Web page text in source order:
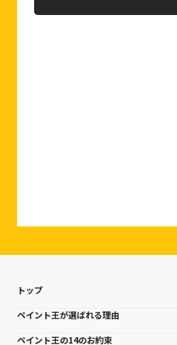
トップ
ペイント王が選ばれる理由
ペイント王の14のお約束